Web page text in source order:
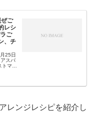
ご
レシ
ご
、チ
25日
スパ
マッ
レンジレシピを紹介し